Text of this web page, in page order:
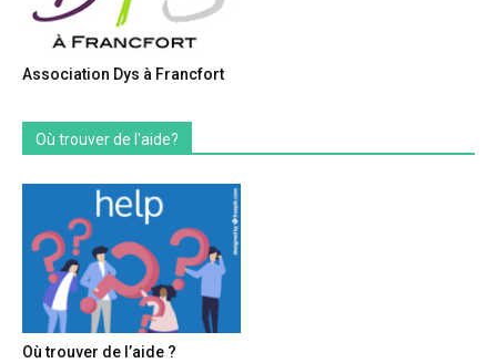
Association Dys à Francfort
Où trouver de l'aide?
Où trouver de l’aide ?